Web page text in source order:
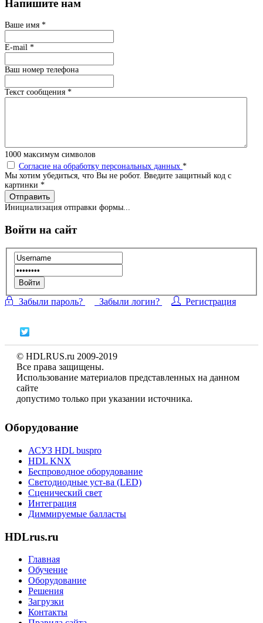
Напишите нам
Ваше имя *
E-mail *
Ваш номер телефона
Текст сообщения *
1000 максимум символов
Согласие на обработку персональных данных *
Мы хотим убедиться, что Вы не робот. Введите защитный код с
картинки *
Отправить
Инициализация отправки формы...
Войти на сайт
Войти
Забыли пароль? Забыли логин? Регистрация
© HDLRUS.ru 2009-2019
Все права защищены.
Использование материалов представленных на данном
сайте
допустимо только при указании источника.
Оборудование
АСУЗ HDL buspro
HDL KNX
Беспроводное оборудование
Светодиодные уст-ва (LED)
Сценический свет
Интеграция
Диммируемые балласты
HDLrus.ru
Главная
Обучение
Оборудование
Решения
Загрузки
Контакты